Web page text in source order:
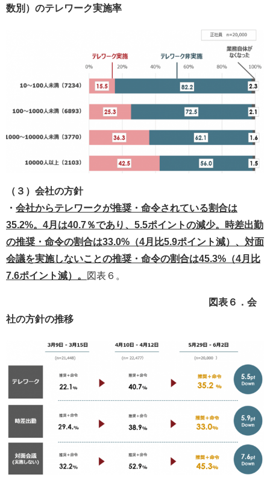
数別）のテレワーク実施率
（３）会社の方針
・ 会社からテレワークが推奨・命令されている割合は
35.2%。4月は40.7％であり、5.5ポイントの減少。時差出勤
の推奨・命令の割合は33.0%（4月比5.9ポイント減）、対面
会議を実施しないことの推奨・命令の割合は45.3%（4月比
7.6ポイント減）。
図表６。
図表６．会
社の方針の推移